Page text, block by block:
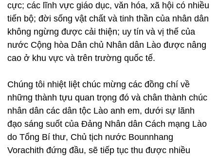
cực; các lĩnh vực giáo dục, văn hóa, xã hội có nhiều
tiến bộ; đời sống vật chất và tinh thần của nhân dân
không ngừng được cải thiện; uy tín và vị thế của
nước Cộng hòa Dân chủ Nhân dân Lào được nâng
cao ở khu vực và trên trường quốc tế.
Chúng tôi nhiệt liệt chúc mừng các đồng chí về
những thành tựu quan trọng đó và chân thành chúc
nhân dân các dân tộc Lào anh em, dưới sự lãnh
đạo sáng suốt của Đảng Nhân dân Cách mạng Lào
do Tổng Bí thư, Chủ tịch nước Bounnhang
Vorachith đứng đầu, sẽ tiếp tục thu được nhiều